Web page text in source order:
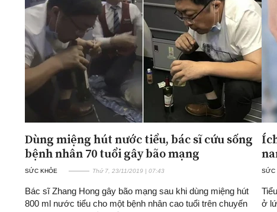
Dùng miệng hút nước tiểu, bác sĩ cứu sống
bệnh nhân 70 tuổi gây bão mạng
SỨC KHỎE Thứ 7, 23/11/2019 | 07:43
Bác sĩ Zhang Hong gây bão mạng sau khi dùng miệng hút
800 ml nước tiểu cho một bệnh nhân cao tuổi trên chuyến
SỨC
ở